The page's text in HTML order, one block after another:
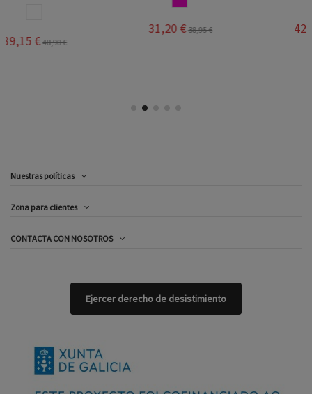
42,40 €
Nuestras políticas
Zona para clientes
CONTACTA CON NOSOTROS
Ejercer derecho de desistimiento